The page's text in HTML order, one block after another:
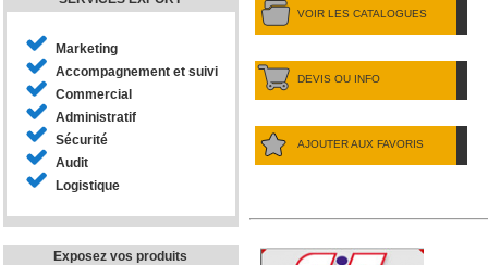
Marketing
Accompagnement et suivi
Commercial
Administratif
Sécurité
Audit
Logistique
Exposez vos produits
VOIR LES CATALOGUES
DEVIS OU INFO
AJOUTER AUX FAVORIS